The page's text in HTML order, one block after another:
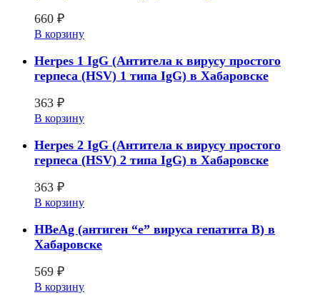
660 ₽
В корзину
Herpes 1 IgG (Антитела к вирусу простого
герпеса (HSV) 1 типа IgG) в Хабаровске
363 ₽
В корзину
Herpes 2 IgG (Антитела к вирусу простого
герпеса (HSV) 2 типа IgG) в Хабаровске
363 ₽
В корзину
HВeAg (антиген “е” вируса гепатита В) в
Хабаровске
569 ₽
В корзину